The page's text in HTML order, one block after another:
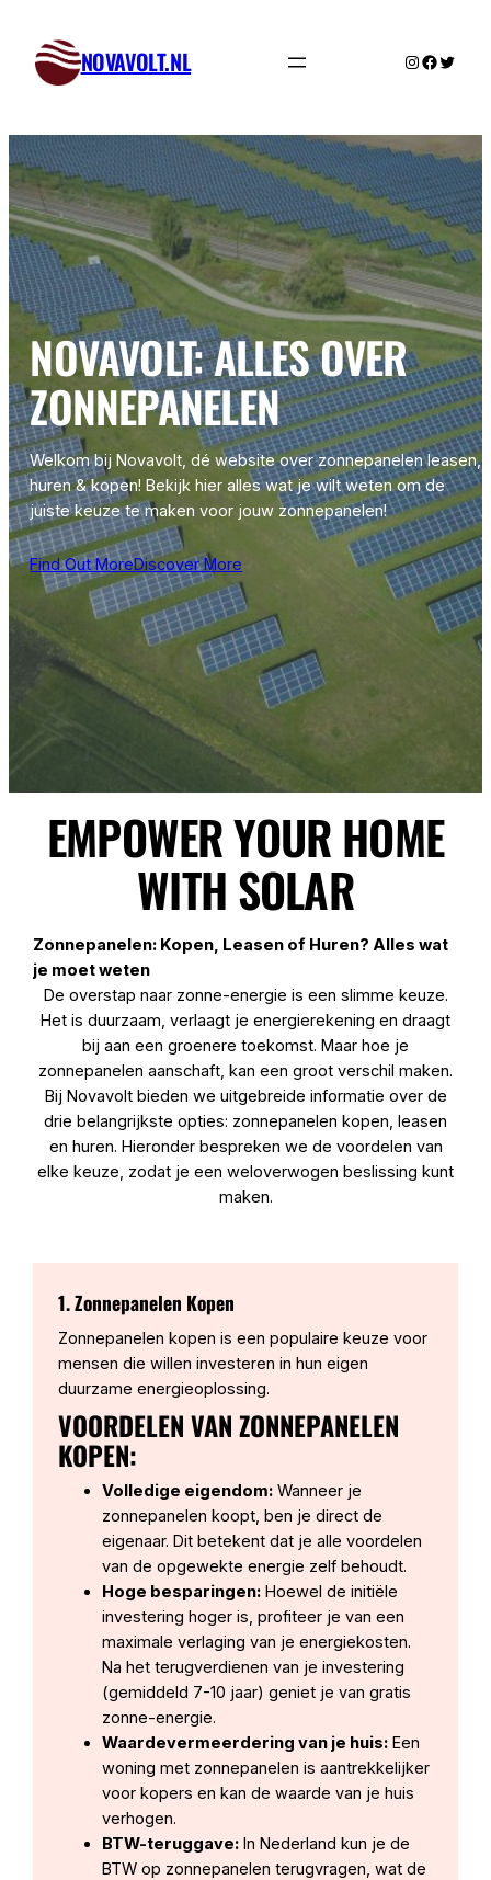
content
NOVAVOLT.NL Instagram
Twitter
NOVAVOLT: ALLES OVER
ZONNEPANELEN
Welkom bij Novavolt, dé website over zonnepanelen leasen,
huren & kopen! Bekijk hier alles wat je wilt weten om de
juiste keuze te maken voor jouw zonnepanelen!
Find Out MoreDiscover More
EMPOWER YOUR HOME
WITH SOLAR
Zonnepanelen: Kopen, Leasen of Huren? Alles wat
je moet weten
De overstap naar zonne-energie is een slimme keuze.
Het is duurzaam, verlaagt je energierekening en draagt
bij aan een groenere toekomst. Maar hoe je
zonnepanelen aanschaft, kan een groot verschil maken.
Bij Novavolt bieden we uitgebreide informatie over de
drie belangrijkste opties: zonnepanelen kopen, leasen
en huren. Hieronder bespreken we de voordelen van
elke keuze, zodat je een weloverwogen beslissing kunt
maken.
1. Zonnepanelen Kopen
Zonnepanelen kopen is een populaire keuze voor
mensen die willen investeren in hun eigen
duurzame energieoplossing.
VOORDELEN VAN ZONNEPANELEN
KOPEN:
Volledige eigendom:Wanneer je
zonnepanelen koopt, ben je direct de
eigenaar. Dit betekent dat je alle voordelen
van de opgewekte energie zelf behoudt.
Hoge besparingen:Hoewel de initiële
investering hoger is, profiteer je van een
maximale verlaging van je energiekosten.
Na het terugverdienen van je investering
(gemiddeld 7-10 jaar) geniet je van gratis
zonne-energie.
Waardevermeerdering van je huis:Een
woning met zonnepanelen is aantrekkelijker
voor kopers en kan de waarde van je huis
verhogen.
BTW-teruggave:In Nederland kun je de
BTW op zonnepanelen terugvragen, wat de